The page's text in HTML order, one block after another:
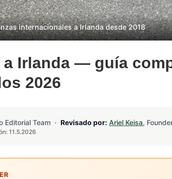
internacionales a Irlanda desde 2018
a Irlanda — guía
2026
Editorial Team ·Revisado por: Ariel Keisa,
11.5.2026